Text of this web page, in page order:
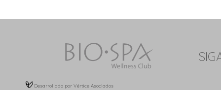
Desarrollado por Vértice Asociados